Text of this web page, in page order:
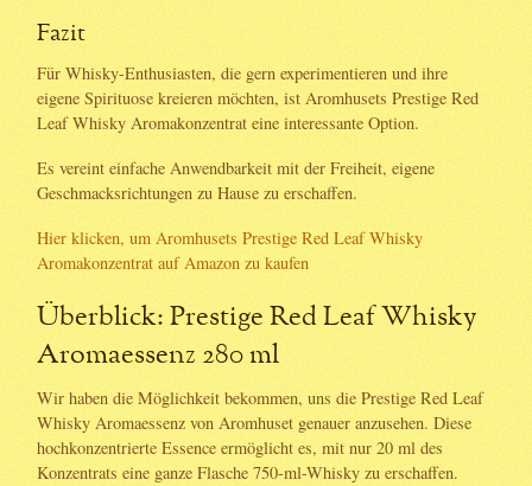
Fazit
Für Whisky-Enthusiasten, die gern experimentieren und ihre
eigene Spirituose kreieren möchten, ist Aromhusets Prestige Red
Leaf Whisky Aromakonzentrat eine interessante Option.
Es vereint einfache Anwendbarkeit mit der Freiheit, eigene
Geschmacksrichtungen zu Hause zu erschaffen.
Hier klicken, um Aromhusets Prestige Red Leaf Whisky
Aromakonzentrat auf Amazon zu kaufen
Überblick: Prestige Red Leaf Whisky
Aromaessenz 280 ml
Wir haben die Möglichkeit bekommen, uns die Prestige Red Leaf
Whisky Aromaessenz von Aromhuset genauer anzusehen. Diese
hochkonzentrierte Essence ermöglicht es, mit nur 20 ml des
Konzentrats eine ganze Flasche 750-ml-Whisky zu erschaffen.